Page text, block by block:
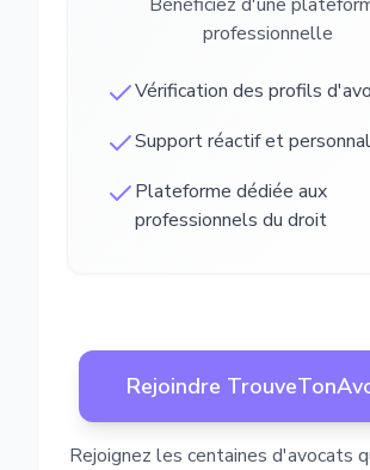
professionnelle
Vérification des profils
Support réactif et
Plateforme dédiée aux
professionnels du droit
Rejoindre
Rejoignez les centaines d'avocats